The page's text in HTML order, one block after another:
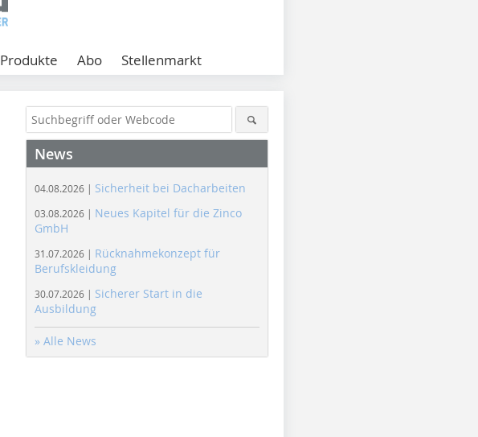
Produkte Abo Stellenmarkt
News
04.08.2026 | Sicherheit bei Dacharbeiten
03.08.2026 | Neues Kapitel für die Zinco
GmbH
31.07.2026 | Rücknahmekonzept für
Berufskleidung
30.07.2026 | Sicherer Start in die
Ausbildung
» Alle News